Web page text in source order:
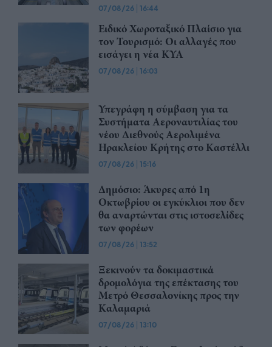
07/08/26 | 16:44
Ειδικό Χωροταξικό Πλαίσιο για
τον Τουρισμό: Οι αλλαγές που
εισάγει η νέα ΚΥΑ
07/08/26 | 16:03
Υπεγράφη η σύμβαση για τα
Συστήματα Αεροναυτιλίας του
νέου Διεθνούς Αερολιμένα
Ηρακλείου Κρήτης στο Καστέλλι
07/08/26 | 15:16
Δημόσιο: Άκυρες από 1η
Οκτωβρίου οι εγκύκλιοι που δεν
θα αναρτώνται στις ιστοσελίδες
των φορέων
07/08/26 | 13:52
Ξεκινούν τα δοκιμαστικά
δρομολόγια της επέκτασης του
Μετρό Θεσσαλονίκης προς την
Καλαμαριά
07/08/26 | 13:10